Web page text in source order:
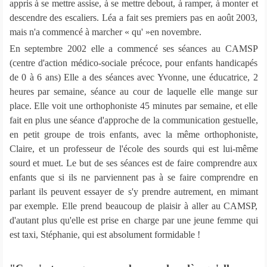
appris à se mettre assise, à se mettre debout, à ramper, à monter et
descendre des escaliers. Léa a fait ses premiers pas en août 2003,
mais n'a commencé à marcher « qu' »en novembre.
En septembre 2002 elle a commencé ses séances au CAMSP
(centre d'action médico-sociale précoce, pour enfants handicapés
de 0 à 6 ans) Elle a des séances avec Yvonne, une éducatrice, 2
heures par semaine, séance au cour de laquelle elle mange sur
place. Elle voit une orthophoniste 45 minutes par semaine, et elle
fait en plus une séance d'approche de la communication gestuelle,
en petit groupe de trois enfants, avec la même orthophoniste,
Claire, et un professeur de l'école des sourds qui est lui-même
sourd et muet. Le but de ses séances est de faire comprendre aux
enfants que si ils ne parviennent pas à se faire comprendre en
parlant ils peuvent essayer de s'y prendre autrement, en mimant
par exemple. Elle prend beaucoup de plaisir à aller au CAMSP,
d'autant plus qu'elle est prise en charge par une jeune femme qui
est taxi, Stéphanie, qui est absolument formidable !